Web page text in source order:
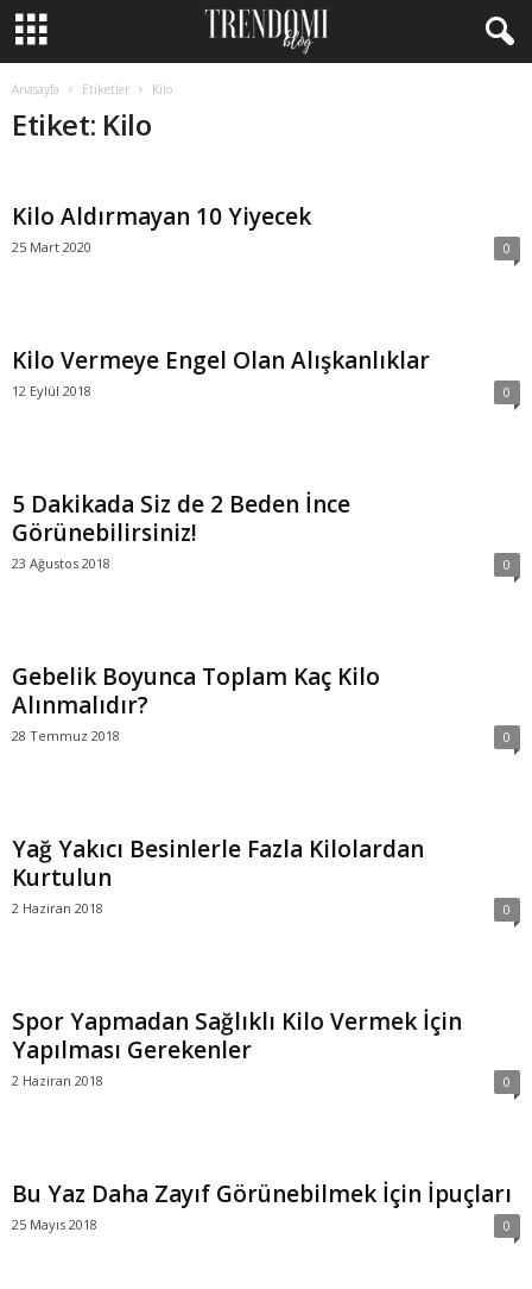
Anasayfa Etiketler Kilo
Etiket: Kilo
Kilo Aldırmayan 10 Yiyecek
25 Mart 2020 0
Kilo Vermeye Engel Olan Alışkanlıklar
12 Eylül 2018 0
5 Dakikada Siz de 2 Beden İnce
Görünebilirsiniz!
23 Ağustos 2018 0
Gebelik Boyunca Toplam Kaç Kilo
Alınmalıdır?
28 Temmuz 2018 0
Yağ Yakıcı Besinlerle Fazla Kilolardan
Kurtulun
2 Haziran 2018 0
Spor Yapmadan Sağlıklı Kilo Vermek İçin
Yapılması Gerekenler
2 Haziran 2018 0
Bu Yaz Daha Zayıf Görünebilmek İçin İpuçları
25 Mayıs 2018 0